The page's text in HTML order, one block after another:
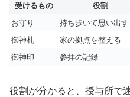
受けるもの 役割
お守り
持ち歩いて思い出す
御神札
家の拠点を整える
御神印
参拝の記録
役割が分かると、授与所で